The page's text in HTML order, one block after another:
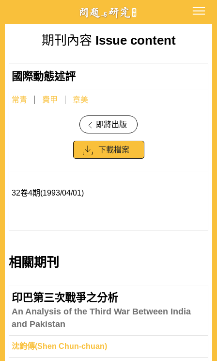
期刊內容 Issue content
國際動態述評
常青 費甲 章美
即將出版
下載檔案
32卷4期(1993/04/01)
相關期刊
印巴第三次戰爭之分析
An Analysis of the Third War Between India
and Pakistan
沈鈞傳(Shen Chun-chuan)